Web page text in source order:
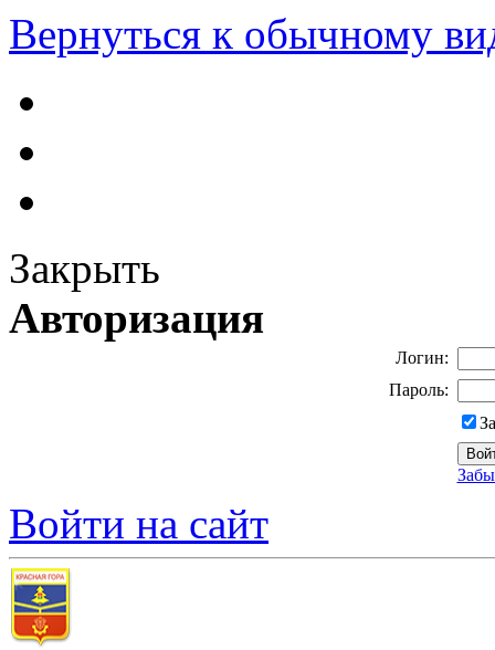
Вернуться к обычному
Закрыть
Авторизация
Логин:
Пароль:
Войти на сайт